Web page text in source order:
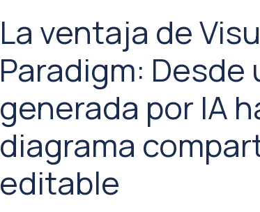
La ventaja de
Paradigm: Desde
generada por IA
diagrama
editable